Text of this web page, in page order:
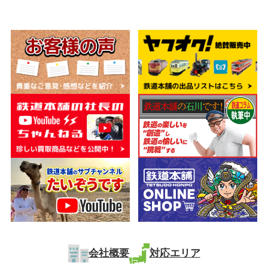
ご利用いただけます。未成年の方は、
法定代理人の承諾（署名・押印）を前
提としてお取引させていただきます。
■第二条（売買契約の成立）
ご利用者様による買取金額の承諾をも
って売買契約が成立し、代金の支払い
をもって商品の所有権が当社に移転す
るものとします。所有権移転後の返品
の申出は一切お受けできません。
■第三条（買取代金の支払）
当社は、以下のいずれかの方法にて当
１．商品を一時お預かりし、後日査定
金額をご提示し、ご利用者様の承諾を
会社概要 対応エリア